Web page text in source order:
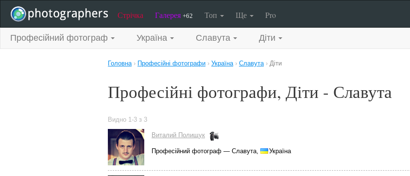
Стрічка Галерея +62 Топ Ще Pro
Професійний фотограф Україна Славута Діти
Головна› Професійні фотографи › Україна› Славута› Діти
Професійні фотографи, Діти - Славута
Видно 1-3 з 3
Виталий Полищук
Професійний фотограф — Славута, Україна